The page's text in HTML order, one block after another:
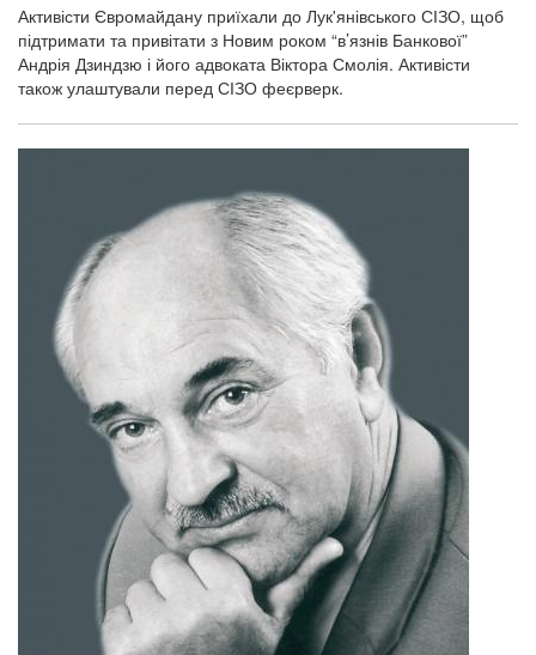
Активісти Євромайдану приїхали до Лук'янівського СІЗО, щоб
підтримати та привітати з Новим роком “в’язнів Банкової”
Андрія Дзиндзю і його адвоката Віктора Смолія. Активісти
також улаштували перед СІЗО феєрверк.